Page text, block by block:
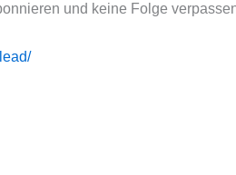
und keine Folge